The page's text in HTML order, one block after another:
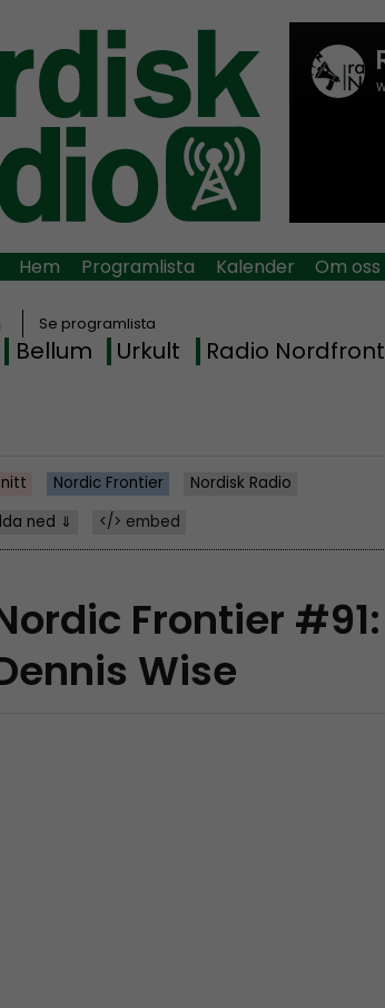
Hem Programlista Kalender Om oss
Se programlista
Bellum Urkult Radio Nordfront
Nordic Frontier Nordisk Radio
ned ⇓
</> embed
Frontier #91:
Wise